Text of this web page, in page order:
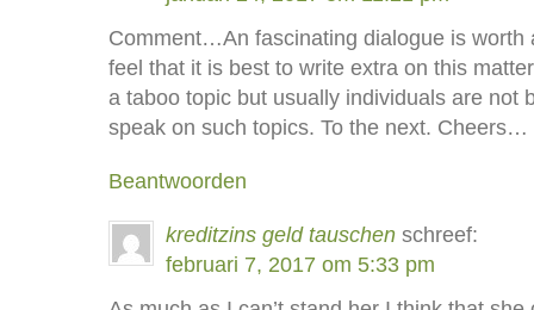
Comment…An fascinating dialogue is worth
feel that it is best to write extra on this
a taboo topic but usually individuals are not
speak on such topics. To the next. Cheers…
Beantwoorden
kreditzins geld tauschen schreef:
februari 7, 2017 om 5:33 pm